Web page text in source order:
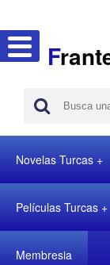
F
Novelas Turcas
Películas Turcas
Membresia